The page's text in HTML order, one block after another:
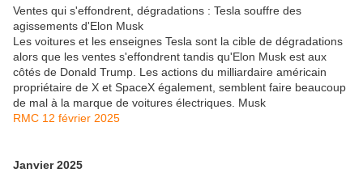
Ventes qui s'effondrent, dégradations : Tesla souffre des
agissements d'Elon Musk
Les voitures et les enseignes Tesla sont la cible de dégradations
alors que les ventes s'effondrent tandis qu'Elon Musk est aux
côtés de Donald Trump. Les actions du milliardaire américain
propriétaire de X et SpaceX également, semblent faire beaucoup
de mal à la marque de voitures électriques. Musk
RMC 12 février 2025
Janvier 2025